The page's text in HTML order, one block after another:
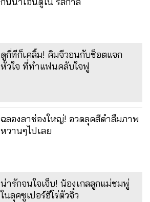
ดูกี่ทีก็เคลิ้ม! คิมจีวอนกับช็อตแจก
หัวใจ ที่ทำแฟนคลับใจฟู
ฉลองลาช่องใหญ่! อวดลุคสีดำลืมภาพ
หวานๆไปเลย
น่ารักจนใจเจ็บ! น้องเกลลูกแม่ชมพู่
ในลุคซูเปอร์ฮีโร่ตัวจิ๋ว